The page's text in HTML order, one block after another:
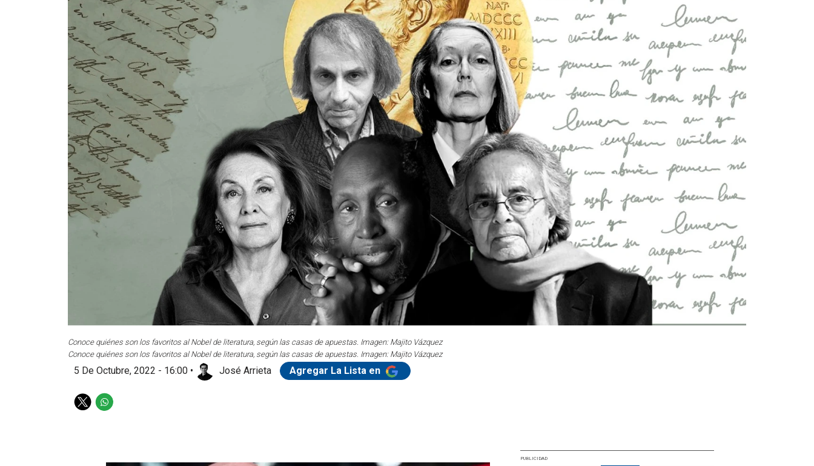
Conoce quiénes son los favoritos al Nobel de literatura, según las casas de apuestas. Imagen: Majito Vázquez
Conoce quiénes son los favoritos al Nobel de literatura, según las casas de apuestas. Imagen: Majito Vázquez
5 De Octubre, 2022 - 16:00 • José Arrieta Agregar La Lista en
T
W
PUBLICIDAD